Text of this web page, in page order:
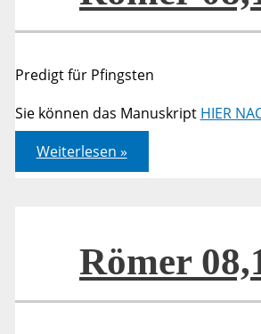
Predigt für Pfingsten
Sie können das Manuskript HIER
Römer
08,1-
11
Weiterlesen »
Römer